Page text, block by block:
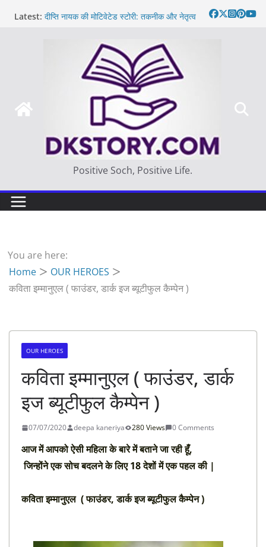
Latest: दीप्ति नायक की मोटिवेटेड स्टोरी: तकनीक और नेतृत्व
Thought of the day
आज का दिन: बदलाव का सही समय |
Positive Soch, Positive Life.
You are here:
Home
OUR HEROES
कविता इम्मानुएल ( फाउंडर, डार्क इज ब्यूटीफुल कैम्पेन )
OUR HEROES
कविता इम्मानुएल ( फाउंडर, डार्क
इज ब्यूटीफुल कैम्पेन )
07/07/2020 deepa kaneriya 280 Views 0 Comments
आज में आपको ऐसी महिला के बारे में बताने जा रही हूँ,
जिन्होंनेएक सोच बदलने के लिए 18 देशों में एक पहल की |
कविता इम्मानुएल ( फाउंडर, डार्क इज ब्यूटीफुल कैम्पेन )